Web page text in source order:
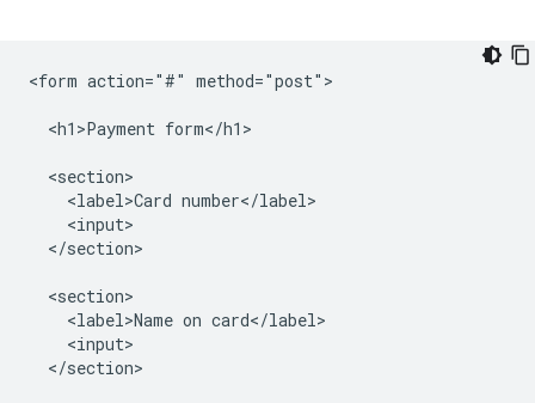
<form action="#" method="post">
  <h1>Payment form</h1>
  <section>
    <label>Card number</label>
    <input>
  </section>
  <section>
    <label>Name on card</label>
    <input>
  </section>